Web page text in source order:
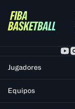
Jugadores
Equipos